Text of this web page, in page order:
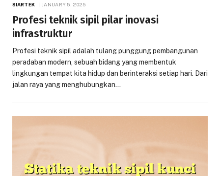
SIARTEK JANUARY 5, 2025
Profesi teknik sipil pilar inovasi
infrastruktur
Profesi teknik sipil adalah tulang punggung pembangunan
peradaban modern, sebuah bidang yang membentuk
lingkungan tempat kita hidup dan berinteraksi setiap hari. Dari
jalan raya yang menghubungkan…